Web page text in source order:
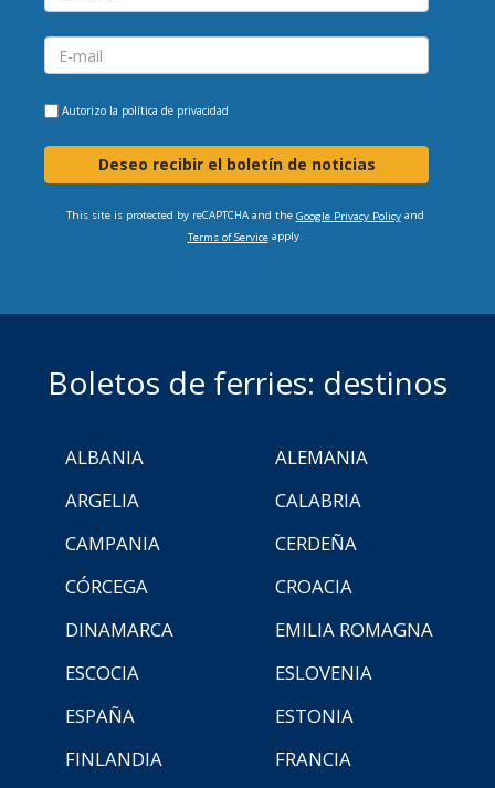
Autorizo la política de privacidad
Deseo recibir el boletín de noticias
This site is protected by reCAPTCHA and the Google Privacy Policyand
Terms of Serviceapply.
Boletos de ferries: destinos
ALBANIA
ALEMANIA
ARGELIA
CALABRIA
CAMPANIA
CERDEÑA
CÓRCEGA
CROACIA
DINAMARCA
EMILIA ROMAGNA
ESCOCIA
ESLOVENIA
ESPAÑA
ESTONIA
FINLANDIA
FRANCIA